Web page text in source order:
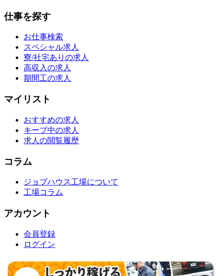
仕事を探す
お仕事検索
スペシャル求人
寮/社宅ありの求人
高収入の求人
期間工の求人
マイリスト
おすすめの求人
キープ中の求人
求人の閲覧履歴
コラム
ジョブハウス工場について
工場コラム
アカウント
会員登録
ログイン